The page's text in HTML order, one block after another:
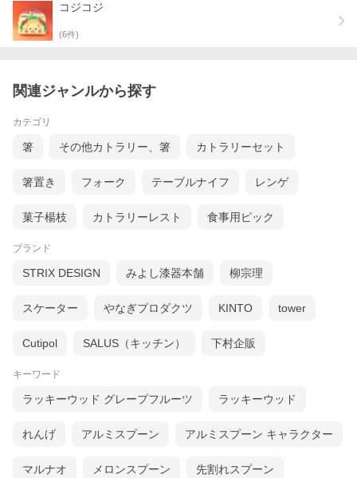
コジコジ
(6件)
関連ジャンルから探す
カテゴリ
箸 その他カトラリー、箸 カトラリーセット
箸置き フォーク テーブルナイフ レンゲ
菓子楊枝 カトラリーレスト 食事用ピック
ブランド
STRIX DESIGN みよし漆器本舗 柳宗理
スケーター やなぎプロダクツ KINTO tower
Cutipol SALUS（キッチン） 下村企販
キーワード
ラッキーウッド グレープフルーツ ラッキーウッド
れんげ アルミスプーン アルミスプーン キャラクター
マルナオ メロンスプーン 先割れスプーン